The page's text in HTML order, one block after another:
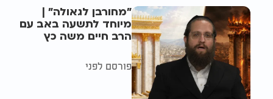
"מחורבן לגאולה" |
מיוחד לתשעה באב עם
הרב חיים משה כץ
פורסם לפני